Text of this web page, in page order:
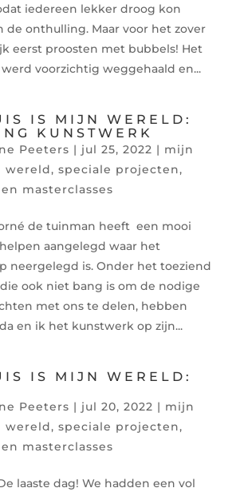
iedereen lekker droog kon
de onthulling. Maar voor het zover
eerst proosten met bubbels! Het
voorzichtig weggehaald en...
IS MIJN WERELD:
KUNSTWERK
Peeters | jul 25, 2022 | mijn
wereld, speciale projecten,
masterclasses
de tuinman heeft een mooi
aangelegd waar het
neergelegd is. Onder het toeziend
die ook niet bang is om de nodige
met ons te delen, hebben
en ik het kunstwerk op zijn...
IS MIJN WERELD:
Peeters | jul 20, 2022 | mijn
wereld, speciale projecten,
masterclasses
laaste dag! We hadden een vol